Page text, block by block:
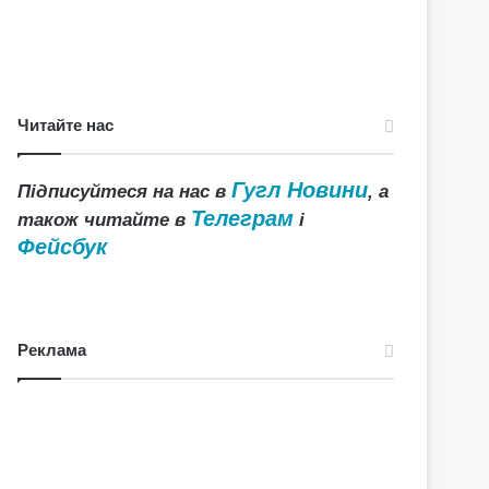
Читайте нас
Підписуйтеся на нас вГугл Новини, а
також читайте в Телеграм і
Фейсбук
Реклама